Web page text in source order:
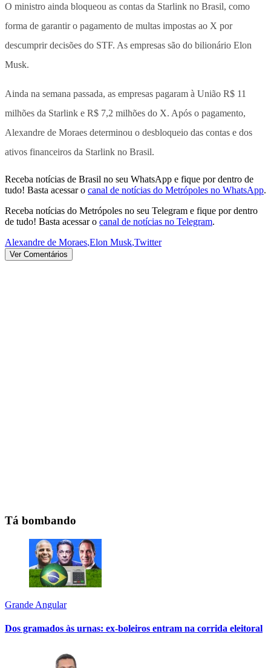
O ministro ainda bloqueou as contas da Starlink no Brasil, como
forma de garantir o pagamento de multas impostas ao X por
descumprir decisões do STF. As empresas são do bilionário Elon
Musk.
Ainda na semana passada, as empresas pagaram à União R$ 11
milhões da Starlink e R$ 7,2 milhões do X. Após o pagamento,
Alexandre de Moraes determinou o desbloqueio das contas e dos
ativos financeiros da Starlink no Brasil.
Receba notícias de Brasil no seu WhatsApp e fique por dentro de
tudo! Basta acessar o canal de notícias do Metrópoles no WhatsApp.
Receba notícias do Metrópoles no seu Telegram e fique por dentro
de tudo! Basta acessar o canal de notícias no Telegram.
Alexandre de Moraes,Elon Musk,Twitter
Ver Comentários
Tá bombando
Grande Angular
Dos gramados às urnas: ex-boleiros entram na corrida eleitoral